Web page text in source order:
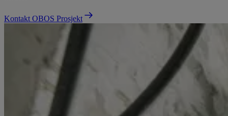
Kontakt OBOS Prosjekt